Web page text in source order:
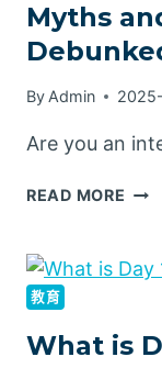
Myths
By Admin
Are you an
READ MORE
教育
What is